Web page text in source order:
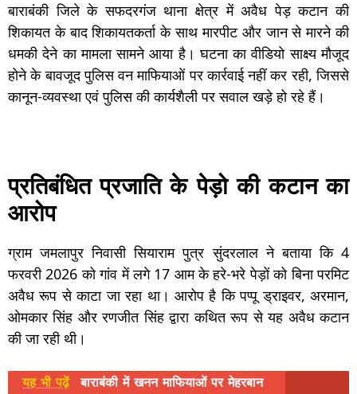
बाराबंकी जिले के सफदरगंज थाना क्षेत्र में अवैध पेड़ कटान की
शिकायत के बाद शिकायतकर्ता के साथ मारपीट और जान से मारने की
धमकी देने का मामला सामने आया है। घटना का वीडियो साक्ष्य मौजूद
होने के बावजूद पुलिस वन माफियाओं पर कार्रवाई नहीं कर रही, जिससे
कानून-व्यवस्था एवं पुलिस की कार्यशैली पर सवाल खड़े हो रहे हैं।
प्रतिबंधित प्रजाति के पेड़ो की कटान का
आरोप
ग्राम जमलापुर निवासी सियाराम पुत्र सुंदरलाल ने बताया कि 4
फरवरी 2026 को गांव में लगे 17 आम के हरे-भरे पेड़ों को बिना परमिट
अवैध रूप से काटा जा रहा था। आरोप है कि पप्पू ड्राइवर, अरमान,
ओमकार सिंह और रणजीत सिंह द्वारा कथित रूप से यह अवैध कटान
की जा रही थी।
यह भी पढ़ें
बाराबंकी में खनन माफियाओं पर मेहरबान